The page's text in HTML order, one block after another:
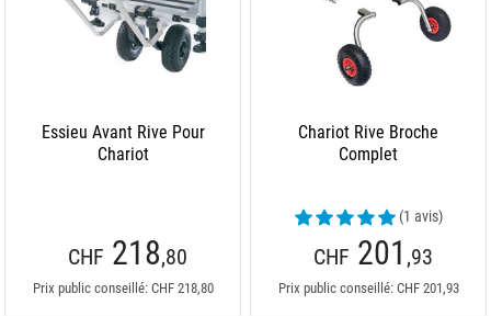
Essieu Avant Rive Pour
Chariot
CHF 218,80
Prix public conseillé: CHF 218,80
Chariot Rive Broche
Complet
(1 avis)
CHF 201 ,93
Prix public conseillé: CHF 201,93